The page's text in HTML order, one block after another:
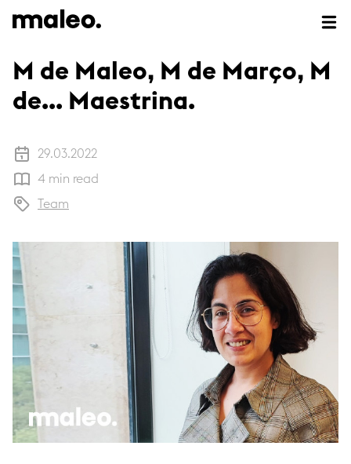
Articles
M de Maleo, M de Março, M
de... Maestrina.
29.03.2022
4 min read
Team